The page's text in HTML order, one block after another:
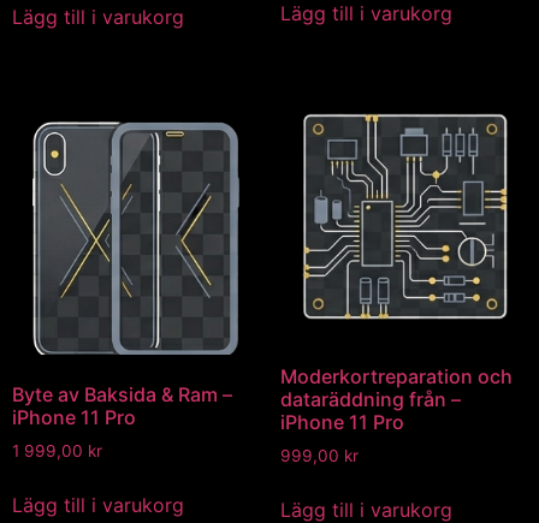
Lägg till i varukorg Lägg till i varukorg
Byte av Baksida & Ram –
iPhone 11 Pro
1 999,00 kr
Lägg till i varukorg
Moderkortreparation och
dataräddning från –
iPhone 11 Pro
999,00 kr
Lägg till i varukorg